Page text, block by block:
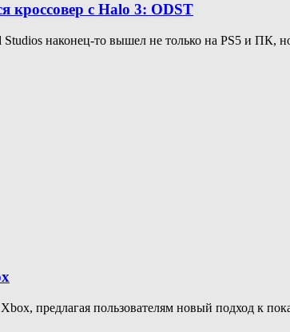
кроссовер с Halo 3: ODST
наконец-то вышел не только на PS5 и ПК,
предлагая пользователям новый подход к